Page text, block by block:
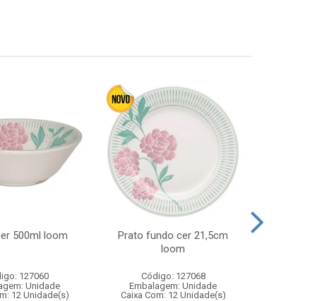
500ml loom
127060
Unidade
12 Unidade(s)
Prato fundo cer 21,5cm
loom
Código: 127068
Embalagem: Unidade
Caixa Com: 12 Unidade(s)